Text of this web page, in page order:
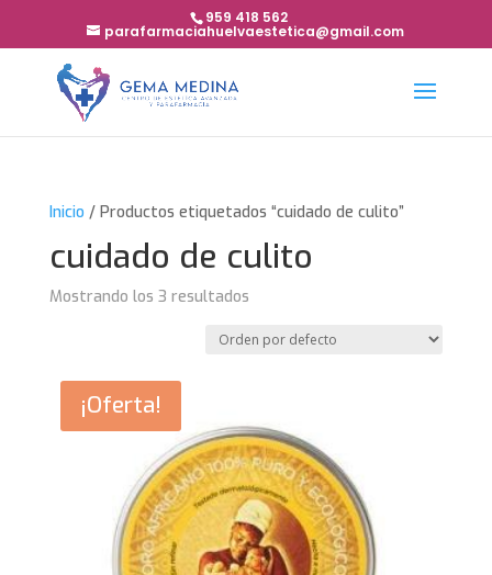
959 418 562
parafarmaciahuelvaestetica@gmail.com
Inicio / Productos etiquetados “cuidado de culito”
cuidado de culito
Mostrando los 3 resultados
¡Oferta!